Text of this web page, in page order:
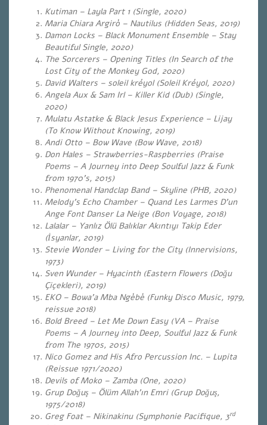
Kutiman – Layla Part 1 (Single, 2020)
Maria Chiara Argirò – Nautilus (Hidden Seas, 2019)
Damon Locks – Black Monument Ensemble – Stay
Beautiful Single, 2020)
The Sorcerers – Opening Titles (In Search of the
Lost City of the Monkey God, 2020)
David Walters – soleil kréyol (Soleil Kréyol, 2020)
Angela Aux & Sam Irl – Killer Kid (Dub) (Single,
2020)
Mulatu Astatke & Black Jesus Experience – Lijay
(To Know Without Knowing, 2019)
Andi Otto – Bow Wave (Bow Wave, 2018)
Don Hales – Strawberries​-​Raspberries (Praise
Poems – A Journey into Deep Soulful Jazz & Funk
from 1970’s, 2015)
Phenomenal Handclap Band – Skyline (PHB, 2020)
Melody’s Echo Chamber – Quand Les Larmes D’un
Ange Font Danser La Neige (Bon Voyage, 2018)
Lalalar – Yanlız Ölü Balıklar Akıntıyı Takip Eder
(İsyanlar, 2019)
Stevie Wonder – Living for the City (Innervisions,
1973)
Sven Wunder – Hyacinth (Eastern Flowers (Doğu
Çiçekleri), 2019)
EKO – Bowa’a Mba Ngèbè (Funky Disco Music, 1979,
reissue 2018)
Bold Breed – Let Me Down Easy (VA – Praise
Poems – A Journey into Deep, Soulful Jazz & Funk
from The 1970s, 2015)
Nico Gomez and His Afro Percussion Inc. – Lupita
(Reissue 1971/2020)
Devils of Moko – Zamba (One, 2020)
Grup Doğuş – Ölüm Allah’ın Emri (Grup Doğuş,
1975/2018)
Greg Foat – Nikinakinu (Symphonie Pacifique, 3rd